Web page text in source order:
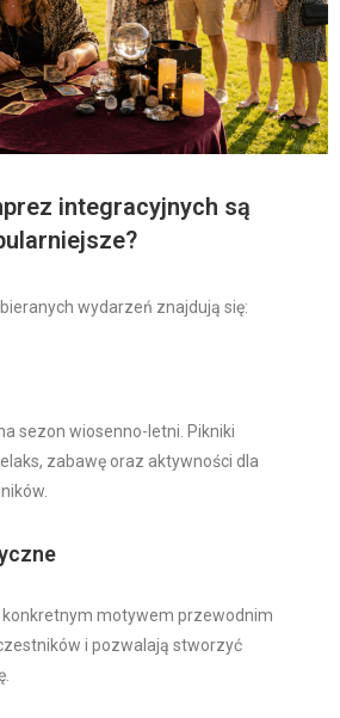
integracyjnych są
wydarzeń znajdują się:
sezon wiosenno-letni. Pikniki
zabawę oraz aktywności dla
konkretnym motywem przewodnim
i pozwalają stworzyć